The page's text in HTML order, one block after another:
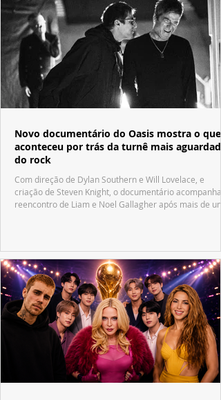
Novo documentário do Oasis mostra o que
aconteceu por trás da turnê mais aguardada
do rock
Com direção de Dylan Southern e Will Lovelace, e
criação de Steven Knight, o documentário acompanha
reencontro de Liam e Noel Gallagher após mais de